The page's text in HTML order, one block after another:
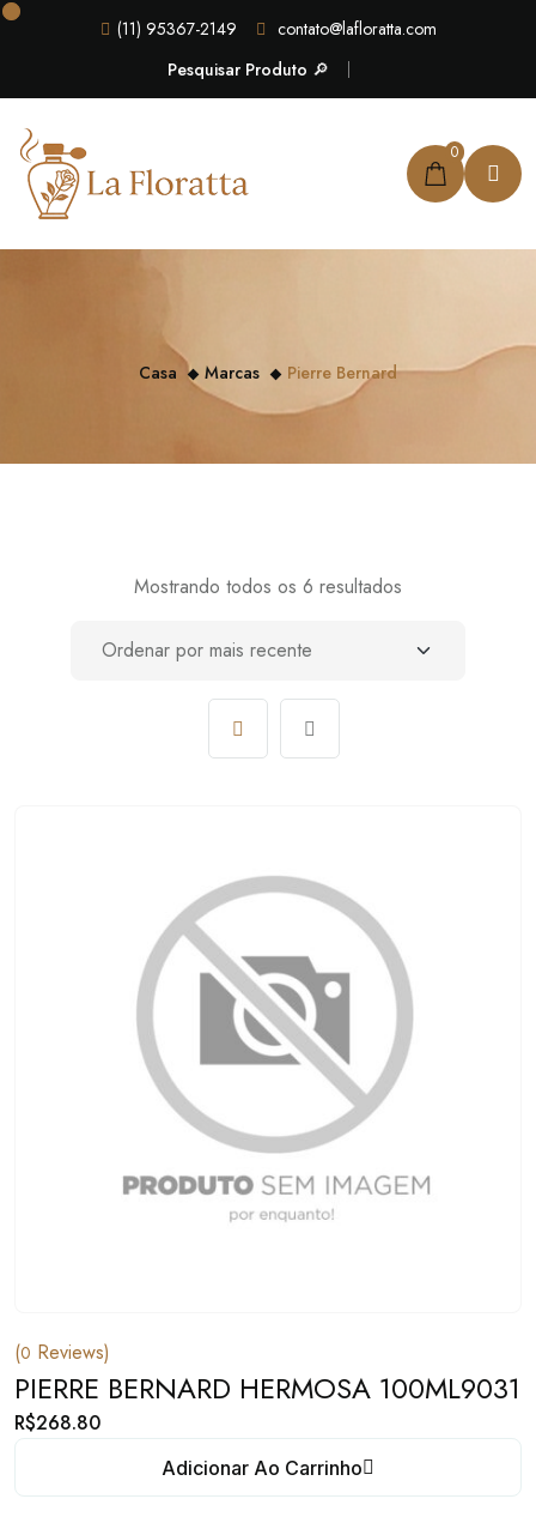
(11) 95367-2149
contato@lafloratta.com
Pesquisar Produto 🔎
0
Casa Marcas Pierre Bernard
Mostrando todos os 6 resultados
(0 Reviews)
PIERRE BERNARD HERMOSA 100ML9031
R$268.80
Adicionar Ao Carrinho